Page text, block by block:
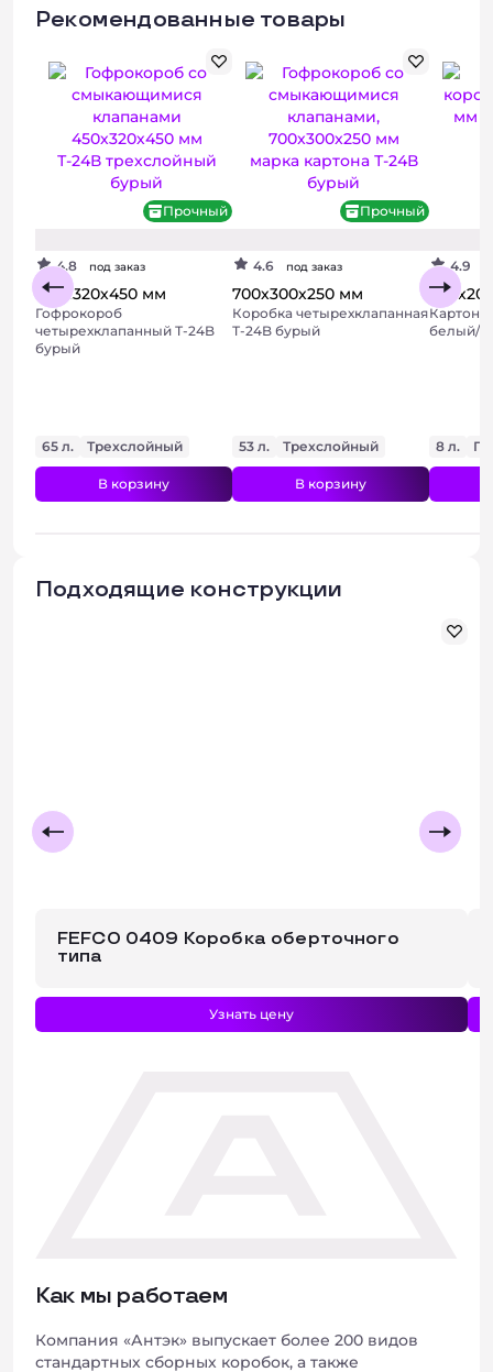
Рекомендованные товары
Прочный
4.8 под заказ
450х320х450 мм
Гофрокороб
четырехклапанный Т-24B
бурый
65 л. Трехслойный
В корзину
Прочный
4.6 под заказ
700х300х250 мм
Коробка четырехклапанная
Т-24B бурый
53 л. Трехслойный
В корзину
4.9
белый/
8 л.
Подходящие конструкции
FEFCO 0409 Коробка оберточного
типа
Узнать цену
Как мы работаем
Компания «Антэк» выпускает более 200 видов
стандартных сборных коробок, а также